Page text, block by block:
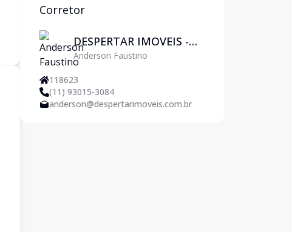
Corretor
DESPERTAR IMOVEIS -
Pirituba
Anderson Faustino
118623
(11) 93015-3084
anderson@despertarimoveis.com.br